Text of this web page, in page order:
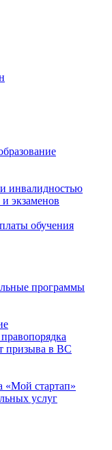
инвалидностью
и экзаменов
обучения
программы
призыва в ВС
«Мой стартап»
услуг